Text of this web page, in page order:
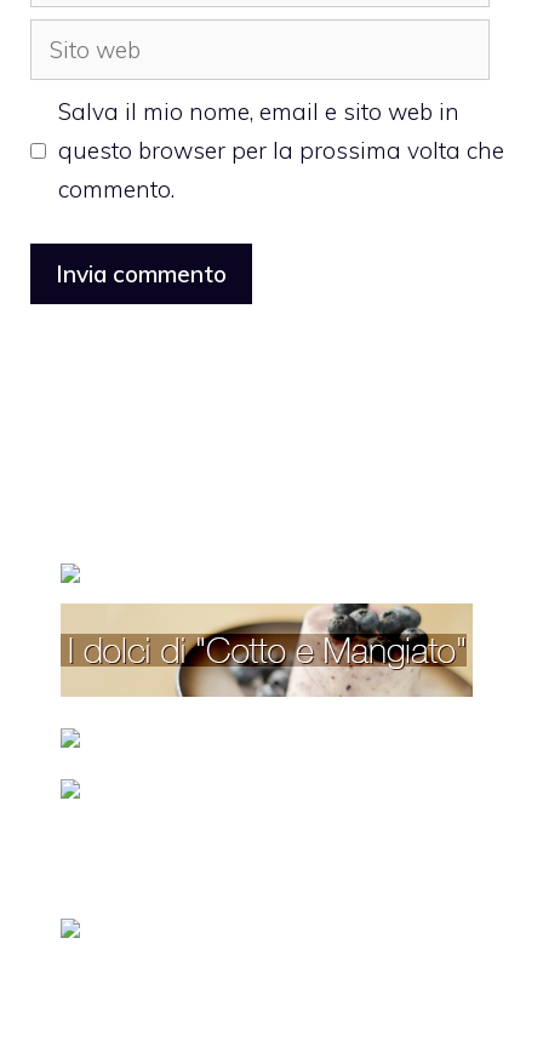
Sito
web
Salva il mio nome, email e sito web in
questo browser per la prossima volta che
commento.